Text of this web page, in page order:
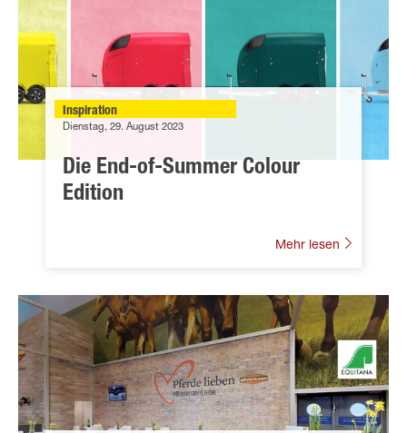
Inspiration
Dienstag, 29. August 2023
Die End-of-Summer Colour
Edition
Mehr lesen